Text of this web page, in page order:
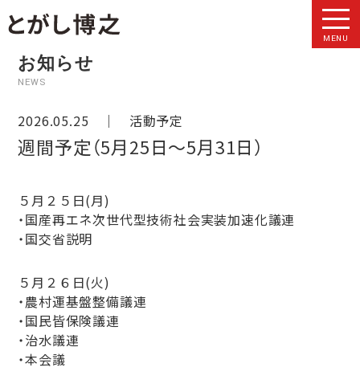
MENU
お知らせ
NEWS
2026.05.25 ｜ 活動予定
週間予定（5月25日〜5月31日）
５月２５日(月)
・国産再エネ次世代型技術社会実装加速化議連
・国交省説明
５月２６日(火)
・農村運基盤整備議連
・国民皆保険議連
・治水議連
・本会議